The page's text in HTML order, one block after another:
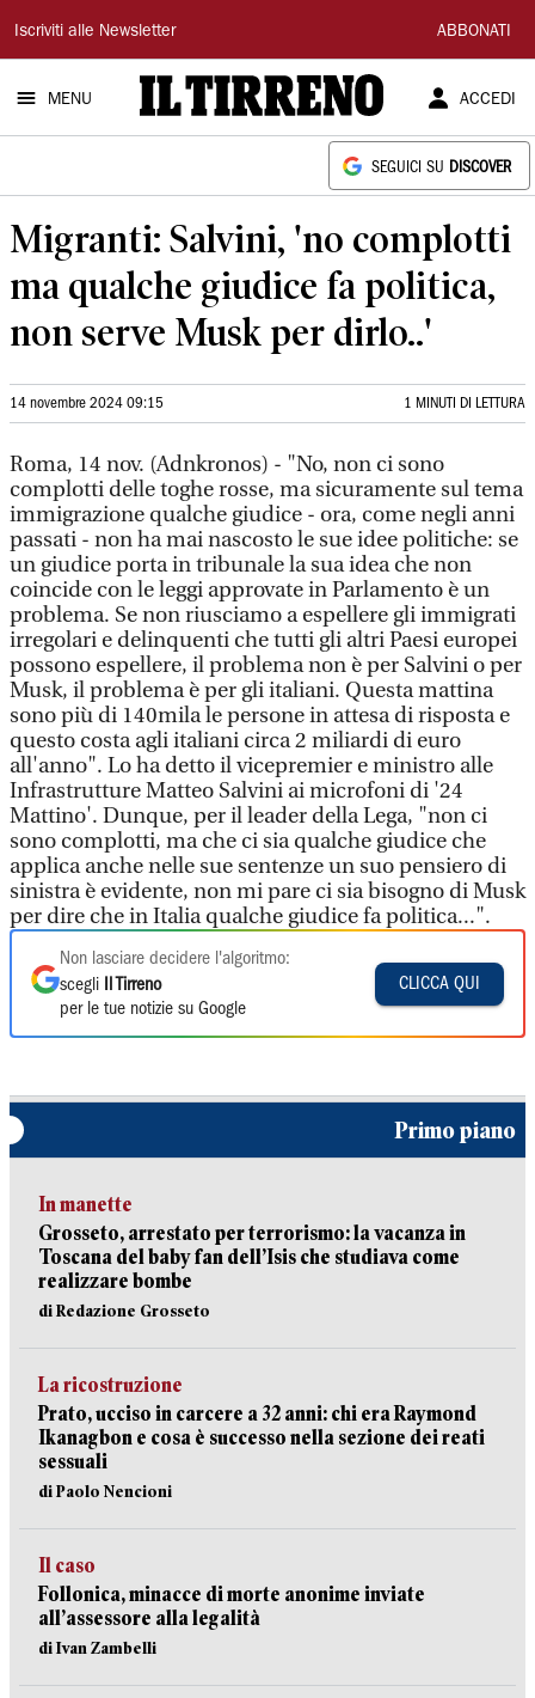
Il
Tirreno
Iscriviti alle Newsletter ABBONATI
MENU ACCEDI
SEGUICI SU DISCOVER
Migranti: Salvini, 'no complotti
ma qualche giudice fa politica,
non serve Musk per dirlo..'
14 novembre 2024 09:15 1 MINUTI DI LETTURA
Roma, 14 nov. (Adnkronos) - "No, non ci sono
complotti delle toghe rosse, ma sicuramente sul tema
immigrazione qualche giudice - ora, come negli anni
passati - non ha mai nascosto le sue idee politiche: se
un giudice porta in tribunale la sua idea che non
coincide con le leggi approvate in Parlamento è un
problema. Se non riusciamo a espellere gli immigrati
irregolari e delinquenti che tutti gli altri Paesi europei
possono espellere, il problema non è per Salvini o per
Musk, il problema è per gli italiani. Questa mattina
sono più di 140mila le persone in attesa di risposta e
questo costa agli italiani circa 2 miliardi di euro
all'anno". Lo ha detto il vicepremier e ministro alle
Infrastrutture Matteo Salvini ai microfoni di '24
Mattino'. Dunque, per il leader della Lega, "non ci
sono complotti, ma che ci sia qualche giudice che
applica anche nelle sue sentenze un suo pensiero di
sinistra è evidente, non mi pare ci sia bisogno di Musk
per dire che in Italia qualche giudice fa politica...".
Non lasciare decidere l'algoritmo:
scegli
Il Tirreno
per le tue notizie su Google
CLICCA QUI
Primo piano
In manette
Grosseto, arrestato per terrorismo: la vacanza in
Toscana del baby fan dell’Isis che studiava come
realizzare bombe
di Redazione Grosseto
La ricostruzione
Prato, ucciso in carcere a 32 anni: chi era Raymond
Ikanagbon e cosa è successo nella sezione dei reati
sessuali
di Paolo Nencioni
Il caso
Follonica, minacce di morte anonime inviate
all’assessore alla legalità
di Ivan Zambelli